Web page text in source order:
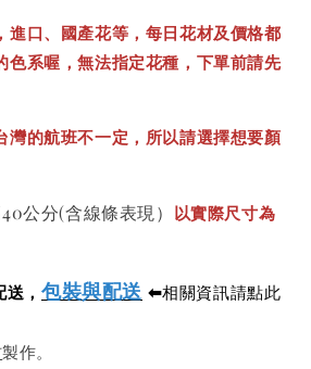
進口、國產花等，每日花材及價格都
色系喔，無法指定花種，下單前請先
灣的航班不一定，所以請選擇想要顏
公分(含線條表現） 以實際尺寸為
， 包裝與配送 ⬅相關資訊請點此
製作。